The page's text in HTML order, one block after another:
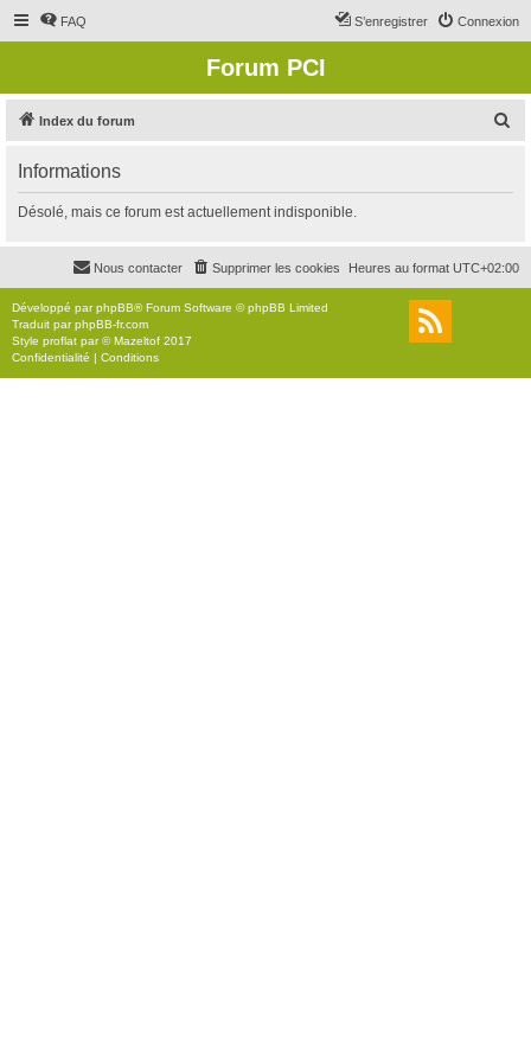
FAQ Connexion
S’enregistrer
Forum PCI
Index du forum
r
c
r
Informations
Désolé, mais ce forum est actuellement indisponible.
Heures au format UTC+02:00
Supprimer les cookies
Nous contacter
Développé parphpBB® Forum Software © phpBB Limited
Traduit parphpBB-fr.com
Style proflat par ©Mazeltof 2017
Confidentialité | Conditions